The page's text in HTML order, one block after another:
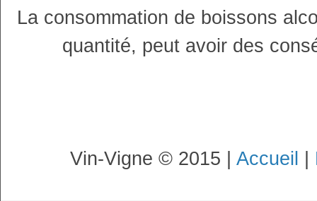
La consommation de boissons
quantité, peut avoir des
Vin-Vigne © 2015 | Accueil